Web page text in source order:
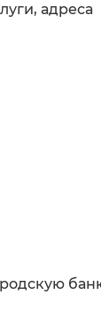
адреса